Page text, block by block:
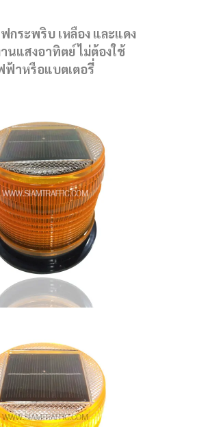
ระพริบ เหลือง และแดง
นแสงอาทิตย์ ไม่ต้องใช้
ฟ้าหรือแบตเตอรี่